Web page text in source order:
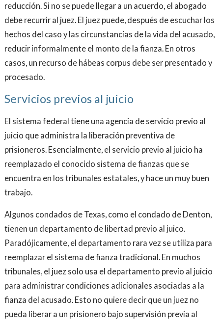
reducción. Si no se puede llegar a un acuerdo, el abogado
debe recurrir al juez. El juez puede, después de escuchar los
hechos del caso y las circunstancias de la vida del acusado,
reducir informalmente el monto de la fianza. En otros
casos, un recurso de hábeas corpus debe ser presentado y
procesado.
Servicios previos al juicio
El sistema federal tiene una agencia de servicio previo al
juicio que administra la liberación preventiva de
prisioneros. Esencialmente, el servicio previo al juicio ha
reemplazado el conocido sistema de fianzas que se
encuentra en los tribunales estatales, y hace un muy buen
trabajo.
Algunos condados de Texas, como el condado de Denton,
tienen un departamento de libertad previo al juico.
Paradójicamente, el departamento rara vez se utiliza para
reemplazar el sistema de fianza tradicional. En muchos
tribunales, el juez solo usa el departamento previo al juicio
para administrar condiciones adicionales asociadas a la
fianza del acusado. Esto no quiere decir que un juez no
pueda liberar a un prisionero bajo supervisión previa al